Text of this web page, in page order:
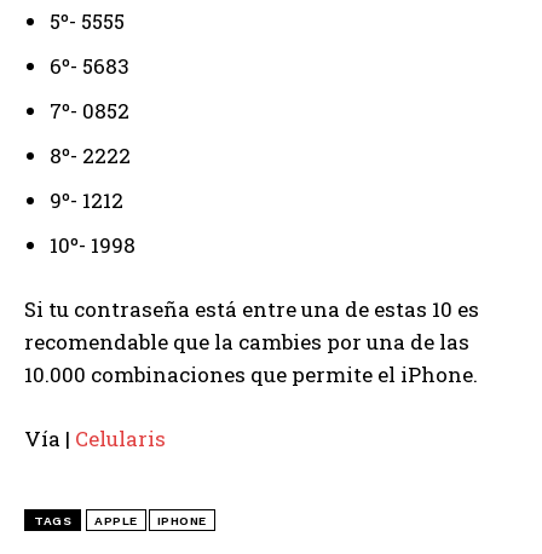
5º- 5555
6º- 5683
7º- 0852
8º- 2222
9º- 1212
10º- 1998
Si tu contraseña está entre una de estas 10 es
recomendable que la cambies por una de las
10.000 combinaciones que permite el iPhone.
Vía | Celularis
TAGS APPLE IPHONE